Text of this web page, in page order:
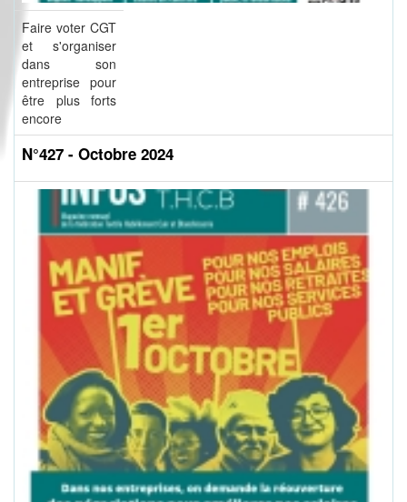
Faire voter CGT
et s'organiser
dans son
entreprise pour
être plus forts
encore
N°427 - Octobre 2024